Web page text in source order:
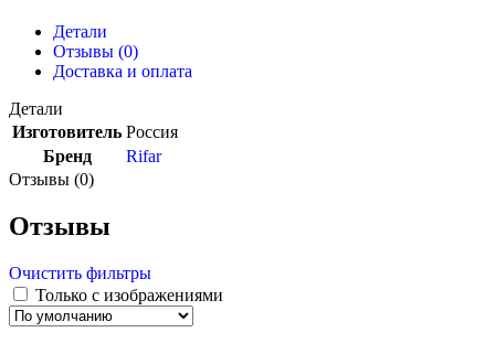
Детали
Отзывы (0)
Доставка и оплата
Детали
Изготовитель Россия
Бренд
Rifar
Отзывы (0)
Отзывы
Очистить фильтры
Только с изображениями